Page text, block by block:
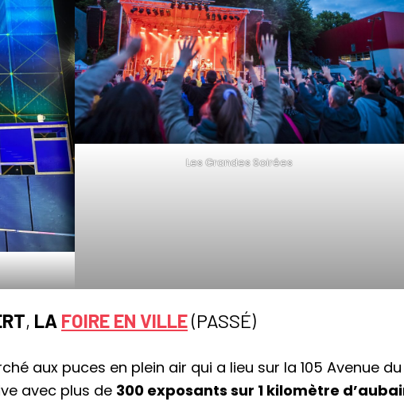
Les Grandes Soirées
, LA FOIRE EN VILLE(PASSÉ)
aux puces en plein air qui a lieu sur la 105 Avenue
avec plus de 300 exposants sur 1 kilomètre